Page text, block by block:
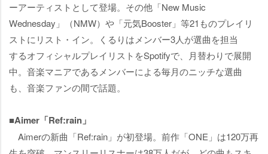
ーアーティストとして登場。その他「New Music
Wednesday」（NMW）や「元気Booster」等21ものプレイリ
ストにリスト・イン。くるりはメンバー3人が選曲を担当
するオフィシャルプレイリストをSpotifyで、月替わりで展開
中。音楽マニアであるメンバーによる毎月のニッチな選曲
も、音楽ファンの間で話題。
■Aimer「Ref:rain」
Aimerの新曲「Ref:rain」が初登場。前作「ONE」は120万再